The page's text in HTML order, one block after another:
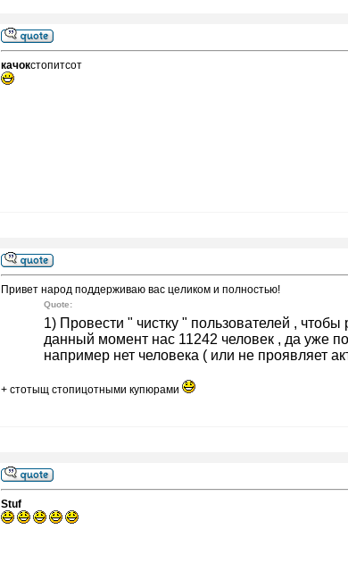
качокстопитсот
Привет народ поддерживаю вас целиком и полностью!
Quote:
1) Провести " чистку " пользователей ,
данный момент нас 11242 человек , да уже
например нет человека ( или не проявляет
+ стотыщ стопицотными купюрами
Stuf